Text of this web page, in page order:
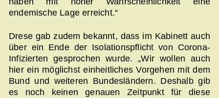
endemische Lage erreicht.“
Drese gab zudem bekannt, dass im Kabinett auch
über ein Ende der Isolationspflicht von Corona-
Infizierten gesprochen wurde. „Wir wollen auch
hier ein möglichst einheitliches Vorgehen mit dem
Bund und weiteren Bundesländern. Deshalb gib
es noch keinen genauen Zeitpunkt für diese